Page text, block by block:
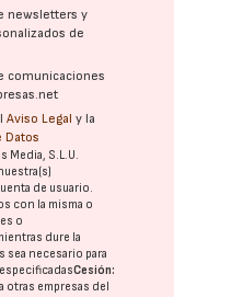
newsletters y
de
comunicaciones
Aviso Legal y la
Datos
Media, S.L.U.
de usuario.
con la misma o
o
dure la
sea necesario para
especificadasCesión:
otras empresas del